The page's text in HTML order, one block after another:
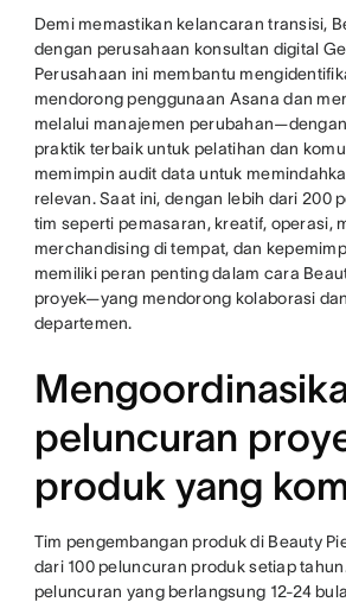
Demi memastikan kelancaran transisi,
dengan perusahaan konsultan digital
Perusahaan ini membantu
mendorong penggunaan Asana dan
melalui manajemen
praktik terbaik untuk pelatihan dan
memimpin audit data untuk
relevan. Saat ini, dengan lebih dari 200
tim seperti pemasaran, kreatif, operasi,
merchandising di tempat, dan
memiliki peran penting dalam cara
proyek—yang mendorong kolaborasi
departemen.
peluncuran
produk yang
Tim pengembangan produk di Beauty
dari 100 peluncuran produk setiap
peluncuran yang berlangsung 12-24